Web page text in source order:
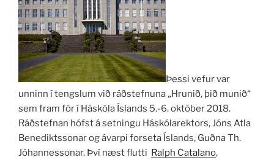
Þessi vefur var
unninn í tengslum við ráðstefnuna „Hrunið, þið munið“
sem fram fór í Háskóla Íslands 5.-6. október 2018.
Ráðstefnan hófst á setningu Háskólarektors, Jóns Atla
Benediktssonar og ávarpi forseta Íslands, Guðna Th.
Jóhannessonar. Því næst flutti Ralph Catalano,